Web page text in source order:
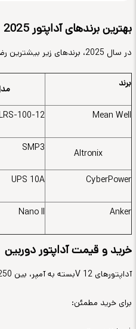
بهترین برندهای آداپتور 2025
در سال 2025، برندهای زیر بیشترین رضایت کاربر رو داشتن
برند
Mean Well
100-12
Altronix
SMP3
CyberPower
UPS 10A
Anker
Nano II
خرید و قیمت آداپتور دوربین
آداپتورهای 12 Vبسته به آمپر، بین 250 تا 600 هزار تومان قیمت دارن
برای خرید مطمئن: